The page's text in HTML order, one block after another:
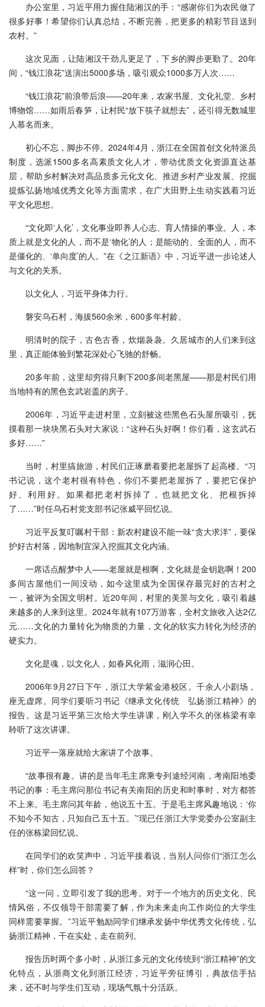
办公室里，习近平用力握住陆湘汉的手：“感谢你们为农民做了
很多好事！希望你们认真总结，不断完善，把更多的精彩节目送到
农村。”
这次见面，让陆湘汉干劲儿更足了，下乡的脚步更勤了。20年
间，“钱江浪花”送演出5000多场，吸引观众1000多万人次……
“钱江浪花”前浪带后浪——20年来，农家书屋、文化礼堂、乡村
博物馆……如雨后春笋，让村民“放下筷子就想去”，还引得无数城里
人慕名而来。
初心不忘，脚步不停。2024年4月，浙江在全国首创文化特派员
制度，选派1500多名高素质文化人才，带动优质文化资源直达基
层，帮助乡村解决对高品质多元化文化、推进乡村产业发展、挖掘
提炼弘扬地域优秀文化等方面需求，在广大田野上生动实践着习近
平文化思想。
“文化即‘人化’，文化事业即养人心志、育人情操的事业。人，本
质上就是文化的人，而不是‘物化’的人；是能动的、全面的人，而不
是僵化的、‘单向度’的人。”在《之江新语》中，习近平进一步论述人
与文化的关系。
以文化人，习近平身体力行。
磐安乌石村，海拔560余米，600多年村龄。
明清时的院子，古色古香，炊烟袅袅。久居城市的人们来到这
里，真正能体验到繁花深处心飞驰的舒畅。
20多年前，这里却穷得只剩下200多间老黑屋——那是村民们用
当地特有的黑色玄武岩盖的房子。
2006年，习近平走进村里，立刻被这些黑色石头屋所吸引，抚
摸着那一块块黑石头对大家说：“这种石头好啊！你们看，这玄武石
多好……”
当时，村里搞旅游，村民们正琢磨着要把老屋拆了起高楼。“习
书记说，这个老村很有特色，你们不要把老屋拆了，要把它保护
好、利用好。如果都把老村拆掉了，也就把文化、把根拆掉
了……”时任乌石村党支部书记张威平回忆说。
习近平反复叮嘱村干部：新农村建设不能一味“贪大求洋”，要保
护好古村落，因地制宜深入挖掘其文化内涵。
一席话点醒梦中人——老屋就是根啊，文化就是金钥匙啊！200
多间古屋他们一间没动，如今这里成为全国保存最完好的古村之
一，被评为全国文明村。近20年间，村里的美景与文化，吸引着越
来越多的人来到这里。2024年就有107万游客，全村文旅收入达2亿
元……文化的力量转化为物质的力量，文化的软实力转化为经济的
硬实力。
文化是魂，以文化人，如春风化雨，滋润心田。
2006年9月27日下午，浙江大学紫金港校区。千余人小剧场，
座无虚席。同学们要听习书记《继承文化传统 弘扬浙江精神》的
报告。这是习近平第三次给大学生讲课，刚入学不久的张栋梁有幸
聆听了这次讲课。
习近平一落座就给大家讲了个故事。
“故事很有趣。讲的是当年毛主席乘专列途经河南，考南阳地委
书记的事：毛主席问那位书记有关南阳的历史和时事时，对方都答
不上来。毛主席问其年龄，他说五十五。于是毛主席风趣地说：‘你
不知今不知古，只知自己五十五。’”现已任浙江大学党委办公室副主
任的张栋梁回忆说。
在同学们的欢笑声中，习近平接着说，当别人问你们“浙江怎么
样”时，你们怎么回答？
“这一问，立即引发了我的思考。对于一个地方的历史文化、民
情风俗，不仅领导干部需要了解，作为未来走向工作岗位的大学生
同样需要掌握。”习近平勉励同学们继承发扬中华优秀文化传统，弘
扬浙江精神，干在实处，走在前列。
报告历时两个多小时，从浙江多元的文化传统到“浙江精神”的文
化特点，从浙商文化到浙江经济，习近平旁征博引，典故信手拈
来，还不时与学生们互动，现场气氛十分活跃。